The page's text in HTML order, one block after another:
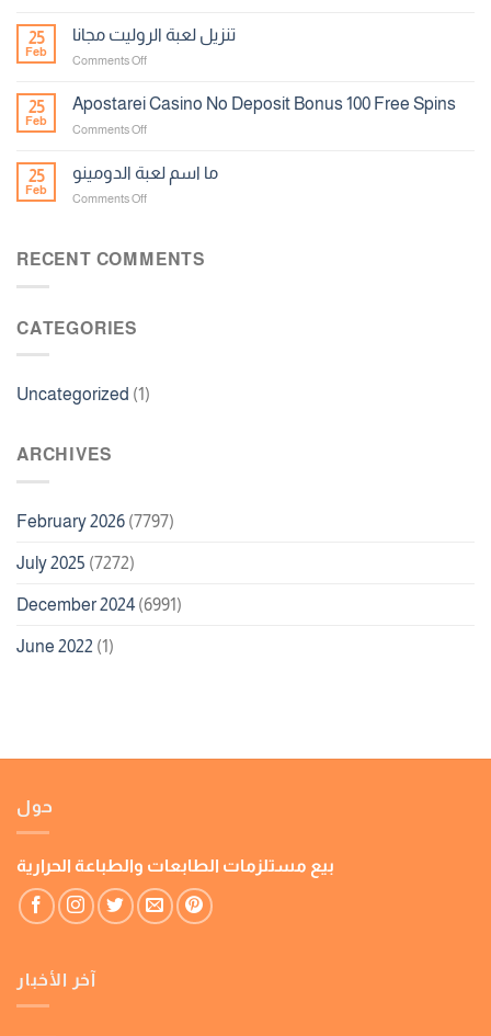
المغرب
Yyy
25
Feb
تنزيل لعبة الروليت مجانا
Comments Offon
لعبة
25
Feb
Apostarei Casino No Deposit Bonus 100 Free Spins
Comments Offon
Casino
No
Free
25
Feb
ما اسم لعبة الدومينو
Comments Offon
لعبة
RECENT COMMENTS
CATEGORIES
Uncategorized (1)
ARCHIVES
February 2026 (7797)
July 2025 (7272)
December 2024 (6991)
June 2022 (1)
حول
بيع مستلزمات الطابعات والطباعة الحرارية
آخر الأخبار